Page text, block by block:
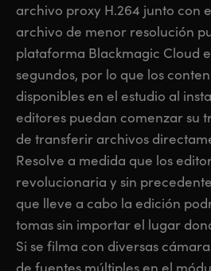
archivo proxy H.264 junto con
archivo de menor resolución
plataforma Blackmagic Cloud
segundos, por lo que los
disponibles en el estudio al
editores puedan comenzar su
de transferir archivos
Resolve a medida que los
revolucionaria y sin
que lleve a cabo la edición
tomas sin importar el lugar
Si se filma con diversas